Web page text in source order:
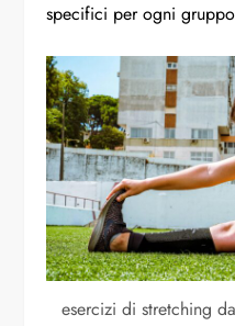
specifici per ogni
esercizi di stretching